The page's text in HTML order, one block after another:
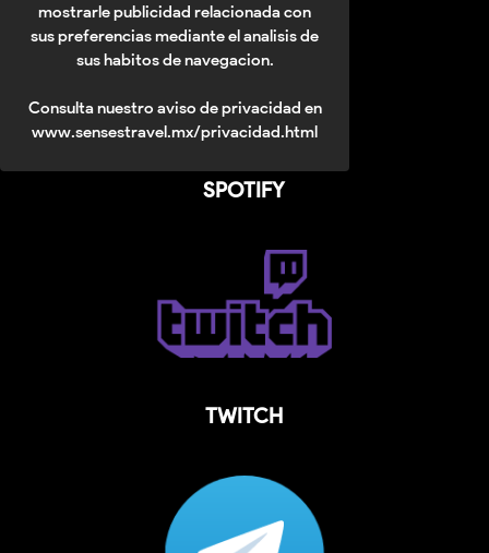
mostrarle publicidad relacionada con
sus preferencias mediante el analisis de
sus habitos de navegacion.
Consulta nuestro aviso de privacidad en
www.sensestravel.mx/privacidad.html
SPOTIFY
TWITCH